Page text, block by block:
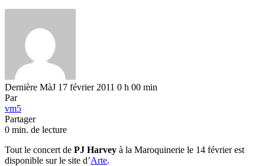
Dernière MàJ 17 février 2011 0 h 00 min
Par
vm5
Partager
0 min. de lecture
Tout le concert de PJ Harvey à la Maroquinerie le 14 février est
disponible sur le site d’Arte.